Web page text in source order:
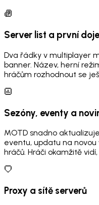
Server list a první
Dva řádky v multiplayer
banner. Název, herní
hráčům rozhodnout se
Sezóny, eventy a
MOTD snadno
eventu, updatu na
hráčů. Hráči okamžitě
Proxy a sítě serverů